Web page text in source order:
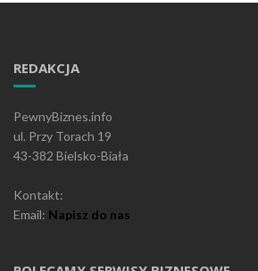
REDAKCJA
PewnyBiznes.info
ul. Przy Torach 19
43-382 Bielsko-Biała
Kontakt:
Email: Napisz do nas